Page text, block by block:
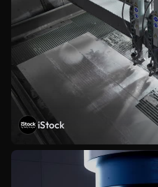
iStock